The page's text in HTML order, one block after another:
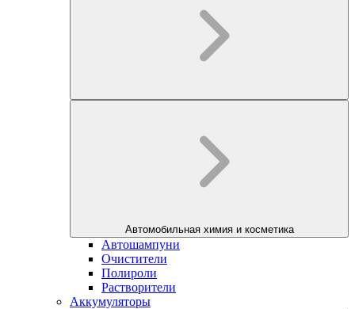
Автомобильная химия и косметика
Автошампуни
Очистители
Полироли
Растворители
Аккумуляторы